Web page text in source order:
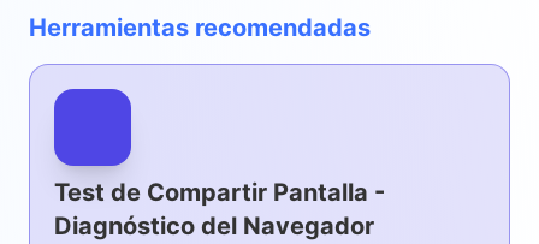
Herramientas recomendadas
Test de Compartir Pantalla -
Diagnóstico del Navegador